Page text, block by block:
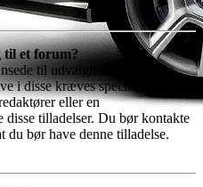
til et forum?
til udvalgte brugere eller
i disse kræves specielle
eller en
disse tilladelser. Du bør kontakte
du bør have denne tilladelse.